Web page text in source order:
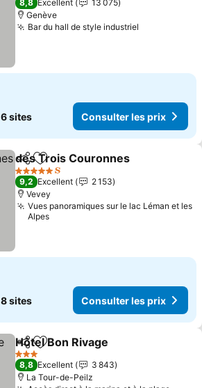
8,8 Excellent
13 075
Genève
Bar du hall de style industriel
6 sites Consulter les prix
PartagerAjouter à mes favoris
des Trois Couronnes
5 Étoiles
9,2 Excellent
2 153
Vevey
Vues panoramiques sur le lac Léman et les
Alpes
8 sites Consulter les prix
PartagerAjouter à mes favoris
Hôtel Bon Rivage
3 Étoiles
8,8 Excellent
3 843
La Tour-de-Peilz